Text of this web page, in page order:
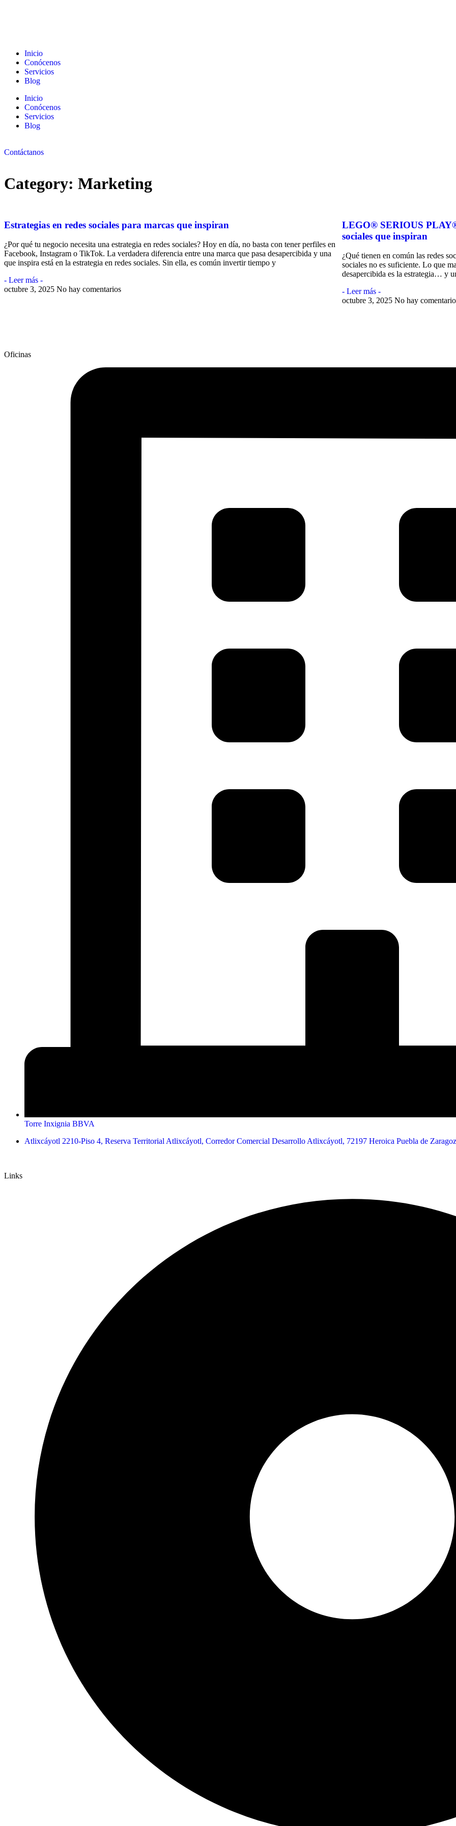
Inicio
Conócenos
Servicios
Blog
Inicio
Conócenos
Servicios
Blog
Contáctanos
Category: Marketing
Estrategias en redes sociales para marcas que inspiran
¿Por qué tu negocio necesita una estrategia en redes sociales? Hoy en día, no basta con tener perfiles en
Facebook, Instagram o TikTok. La verdadera diferencia entre una marca que pasa desapercibida y una
que inspira está en la estrategia en redes sociales. Sin ella, es común invertir tiempo y
- Leer más -
octubre 3, 2025 No hay comentarios
LEGO® SERIOUS
sociales que inspiran
¿Qué tienen en común las redes
sociales no es suficiente. Lo que
desapercibida es la estrategia… y
- Leer más -
octubre 3, 2025 No hay
Oficinas
Torre Inxignia BBVA
Atlixcáyotl 2210-Piso 4, Reserva Territorial Atlixcáyotl, Corredor Comercial Desarrollo Atlixcáyotl, 72197 Heroica Puebla de
Links